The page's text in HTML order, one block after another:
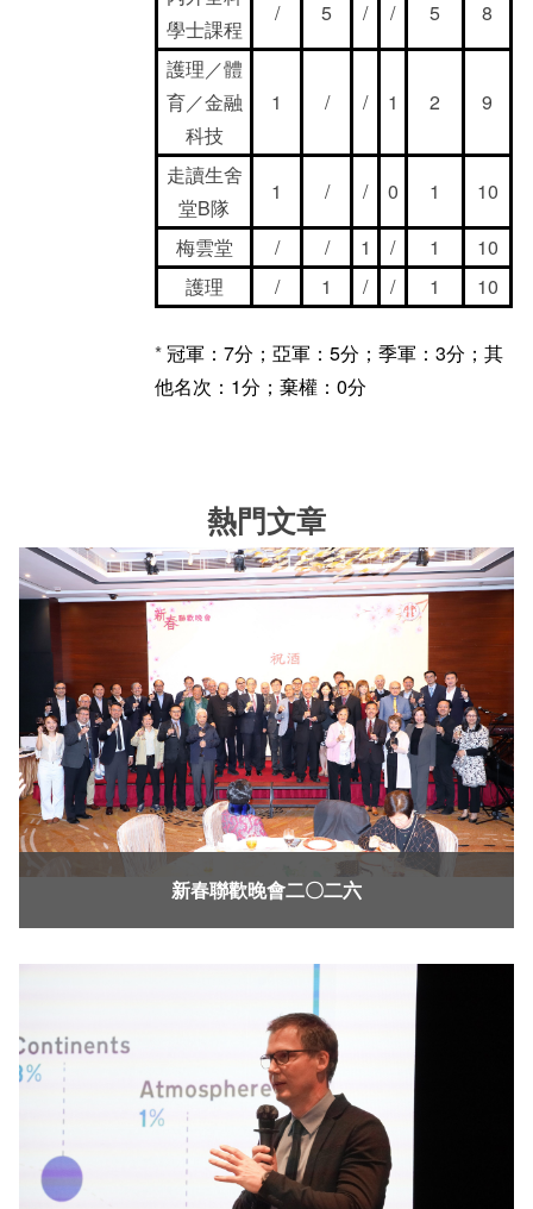
學士課程
/ 5 / / 5 8
護理／體
育／金融
科技
1 / / 1 2 9
走讀生舍
堂B隊
1 / / 0 1 10
梅雲堂 / / 1 / 1
10
護理
/ 1 / / 1 10
*冠軍：7分；亞軍：5分；季軍：3分；其
他名次：1分；棄權：0分
熱門文章
新春聯歡晚會二〇二六